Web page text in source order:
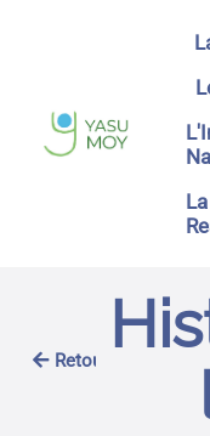
Aller au contenu
La
Retour